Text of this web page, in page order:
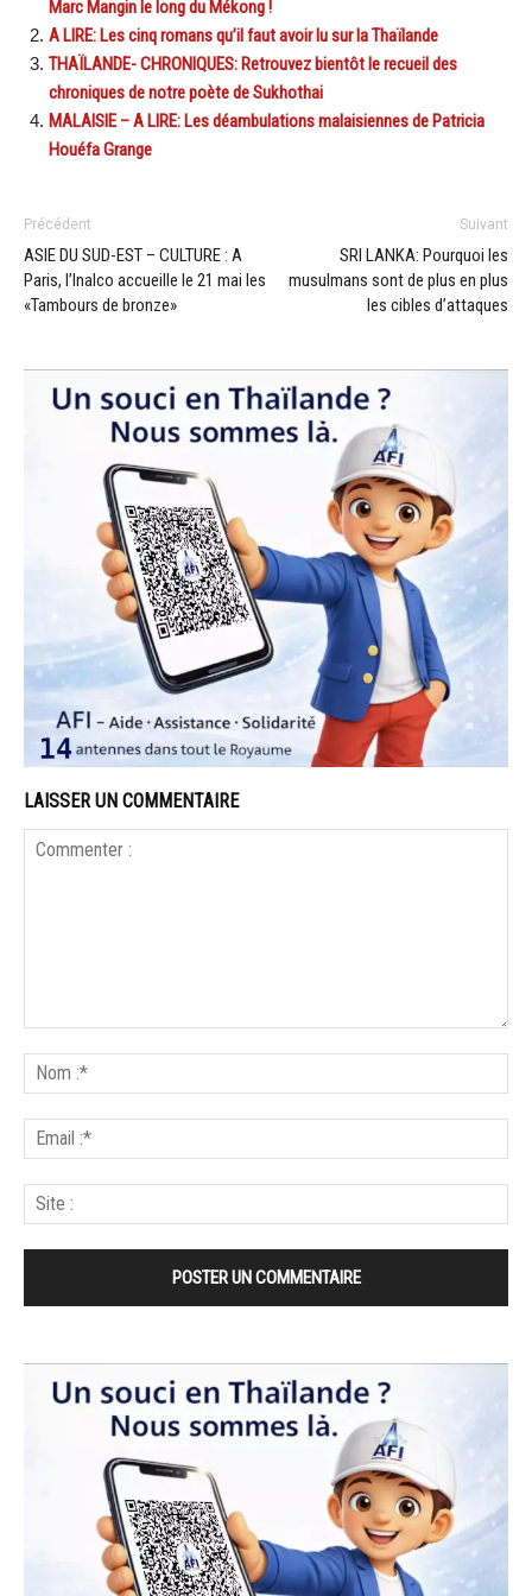
Marc Mangin le long du Mékong !
A LIRE: Les cinq romans qu’il faut avoir lu sur la Thaïlande
THAÏLANDE- CHRONIQUES: Retrouvez bientôt le recueil des
chroniques de notre poète de Sukhothai
MALAISIE – A LIRE: Les déambulations malaisiennes de Patricia
Houéfa Grange
Précédent
ASIE DU SUD-EST – CULTURE : A
Paris, l’Inalco accueille le 21 mai les
«Tambours de bronze»
Suivant
SRI LANKA: Pourquoi les
musulmans sont de plus en plus
les cibles d’attaques
LAISSER UN COMMENTAIRE